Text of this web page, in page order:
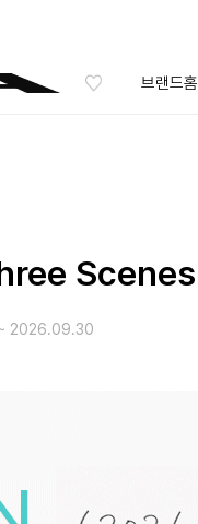
브랜드홈
Scenes
2026.09.30